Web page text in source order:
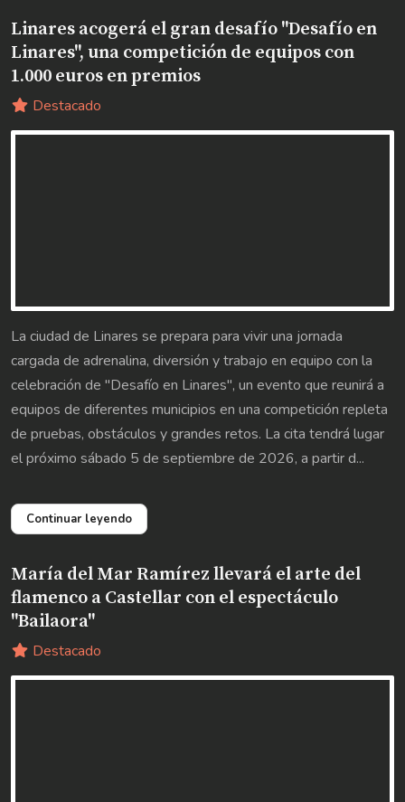
Linares acogerá el gran desafío "Desafío en
Linares", una competición de equipos con
1.000 euros en premios
Destacado
La ciudad de Linares se prepara para vivir una jornada
cargada de adrenalina, diversión y trabajo en equipo con la
celebración de "Desafío en Linares", un evento que reunirá a
equipos de diferentes municipios en una competición repleta
de pruebas, obstáculos y grandes retos. La cita tendrá lugar
el próximo sábado 5 de septiembre de 2026, a partir d...
Continuar leyendo
María del Mar Ramírez llevará el arte del
flamenco a Castellar con el espectáculo
"Bailaora"
Destacado